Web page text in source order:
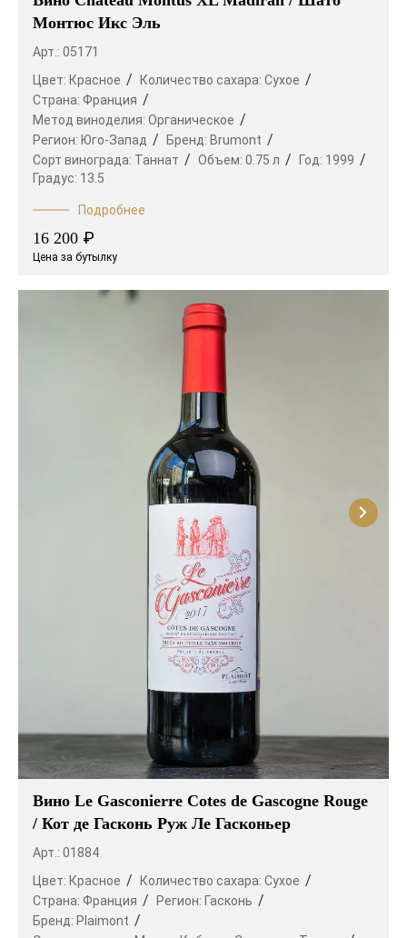
Монтюс Икс Эль
Арт.: 05171
Цвет: Красное Количество сахара: Сухое
Страна: Франция
Метод виноделия: Органическое
Регион: Юго-Запад Бренд: Brumont
Сорт винограда: Таннат Объем: 0.75 л Год: 1999
Градус: 13.5
Подробнее
16 200 ₽
Цена за бутылку
Вино Le Gasconierre Cotes de Gascogne Rouge
/ Кот де Гасконь Руж Ле Гасконьер
Арт.: 01884
Цвет: Красное Количество сахара: Сухое
Страна: Франция Регион: Гасконь
Бренд: Plaimont